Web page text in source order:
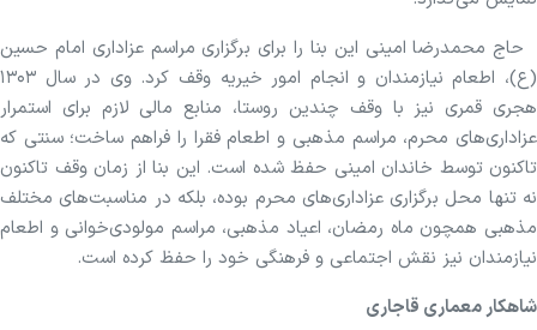
حاج محمدرضا امینی این بنا را برای برگزاری مراسم عزاداری امام حسین
(ع)، اطعام نیازمندان و انجام امور خیریه وقف کرد. وی در سال ۱۳۰۳
هجری قمری نیز با وقف چندین روستا، منابع مالی لازم برای استمرار
عزاداری‌های محرم، مراسم مذهبی و اطعام فقرا را فراهم ساخت؛ سنتی که
تاکنون توسط خاندان امینی حفظ شده است. این بنا از زمان وقف تاکنون
نه تنها محل برگزاری عزاداری‌های محرم بوده، بلکه در مناسبت‌های مختلف
مذهبی همچون ماه رمضان، اعیاد مذهبی، مراسم مولودی‌خوانی و اطعام
نیازمندان نیز نقش اجتماعی و فرهنگی خود را حفظ کرده است.
شاهکار معماری قاجاری